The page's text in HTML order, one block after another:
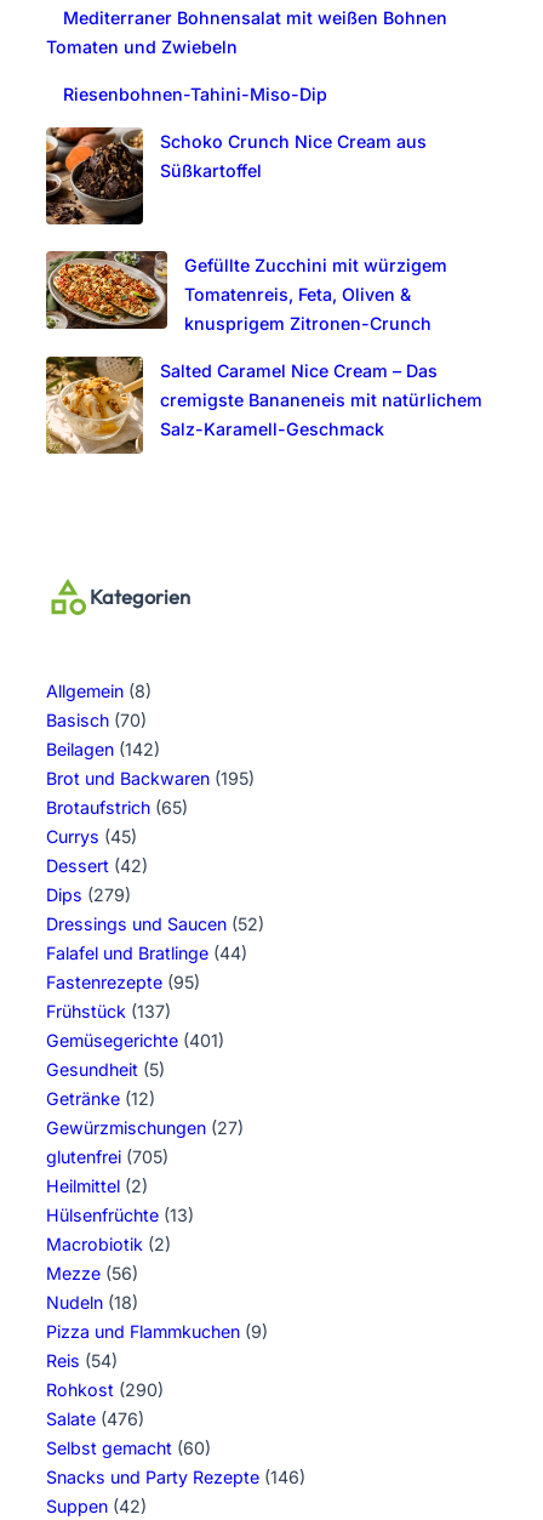
Mediterraner Bohnensalat mit weißen Bohnen
Tomaten und Zwiebeln
Riesenbohnen-Tahini-Miso-Dip
Schoko Crunch Nice Cream aus
Süßkartoffel
Gefüllte Zucchini mit würzigem
Tomatenreis, Feta, Oliven &
knusprigem Zitronen-Crunch
Salted Caramel Nice Cream – Das
cremigste Bananeneis mit natürlichem
Salz-Karamell-Geschmack
Kategorien
Allgemein (8)
Basisch (70)
Beilagen (142)
Brot und Backwaren (195)
Brotaufstrich (65)
Currys (45)
Dessert (42)
Dips (279)
Dressings und Saucen (52)
Falafel und Bratlinge (44)
Fastenrezepte (95)
Frühstück (137)
Gemüsegerichte (401)
Gesundheit (5)
Getränke (12)
Gewürzmischungen (27)
glutenfrei (705)
Heilmittel (2)
Hülsenfrüchte (13)
Macrobiotik (2)
Mezze (56)
Nudeln (18)
Pizza und Flammkuchen (9)
Reis (54)
Rohkost (290)
Salate (476)
Selbst gemacht (60)
Snacks und Party Rezepte (146)
Suppen (42)